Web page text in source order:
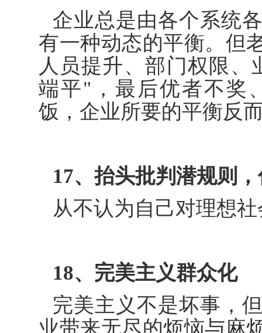
企业总是由各个系统
有一种动态的平衡。但
人员提升、部门权限
端平"，最后优者不奖
饭，企业所要的平衡反
17、抬头批判潜规则
从不认为自己对理想
18、完美主义群众化
完美主义不是坏事，
业带来无尽的烦恼与麻